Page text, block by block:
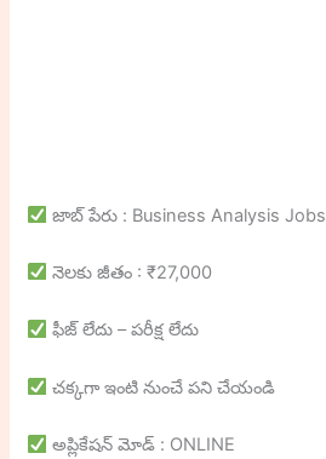
జాబ్ పేరు : Business Analysis Jobs
నెలకు జీతం : ₹27,000
ఫీజ్ లేదు – పరీక్ష లేదు
చక్కగా ఇంటి నుంచే పని చేయండి
అప్లికేషన్ మోడ్ : ONLINE